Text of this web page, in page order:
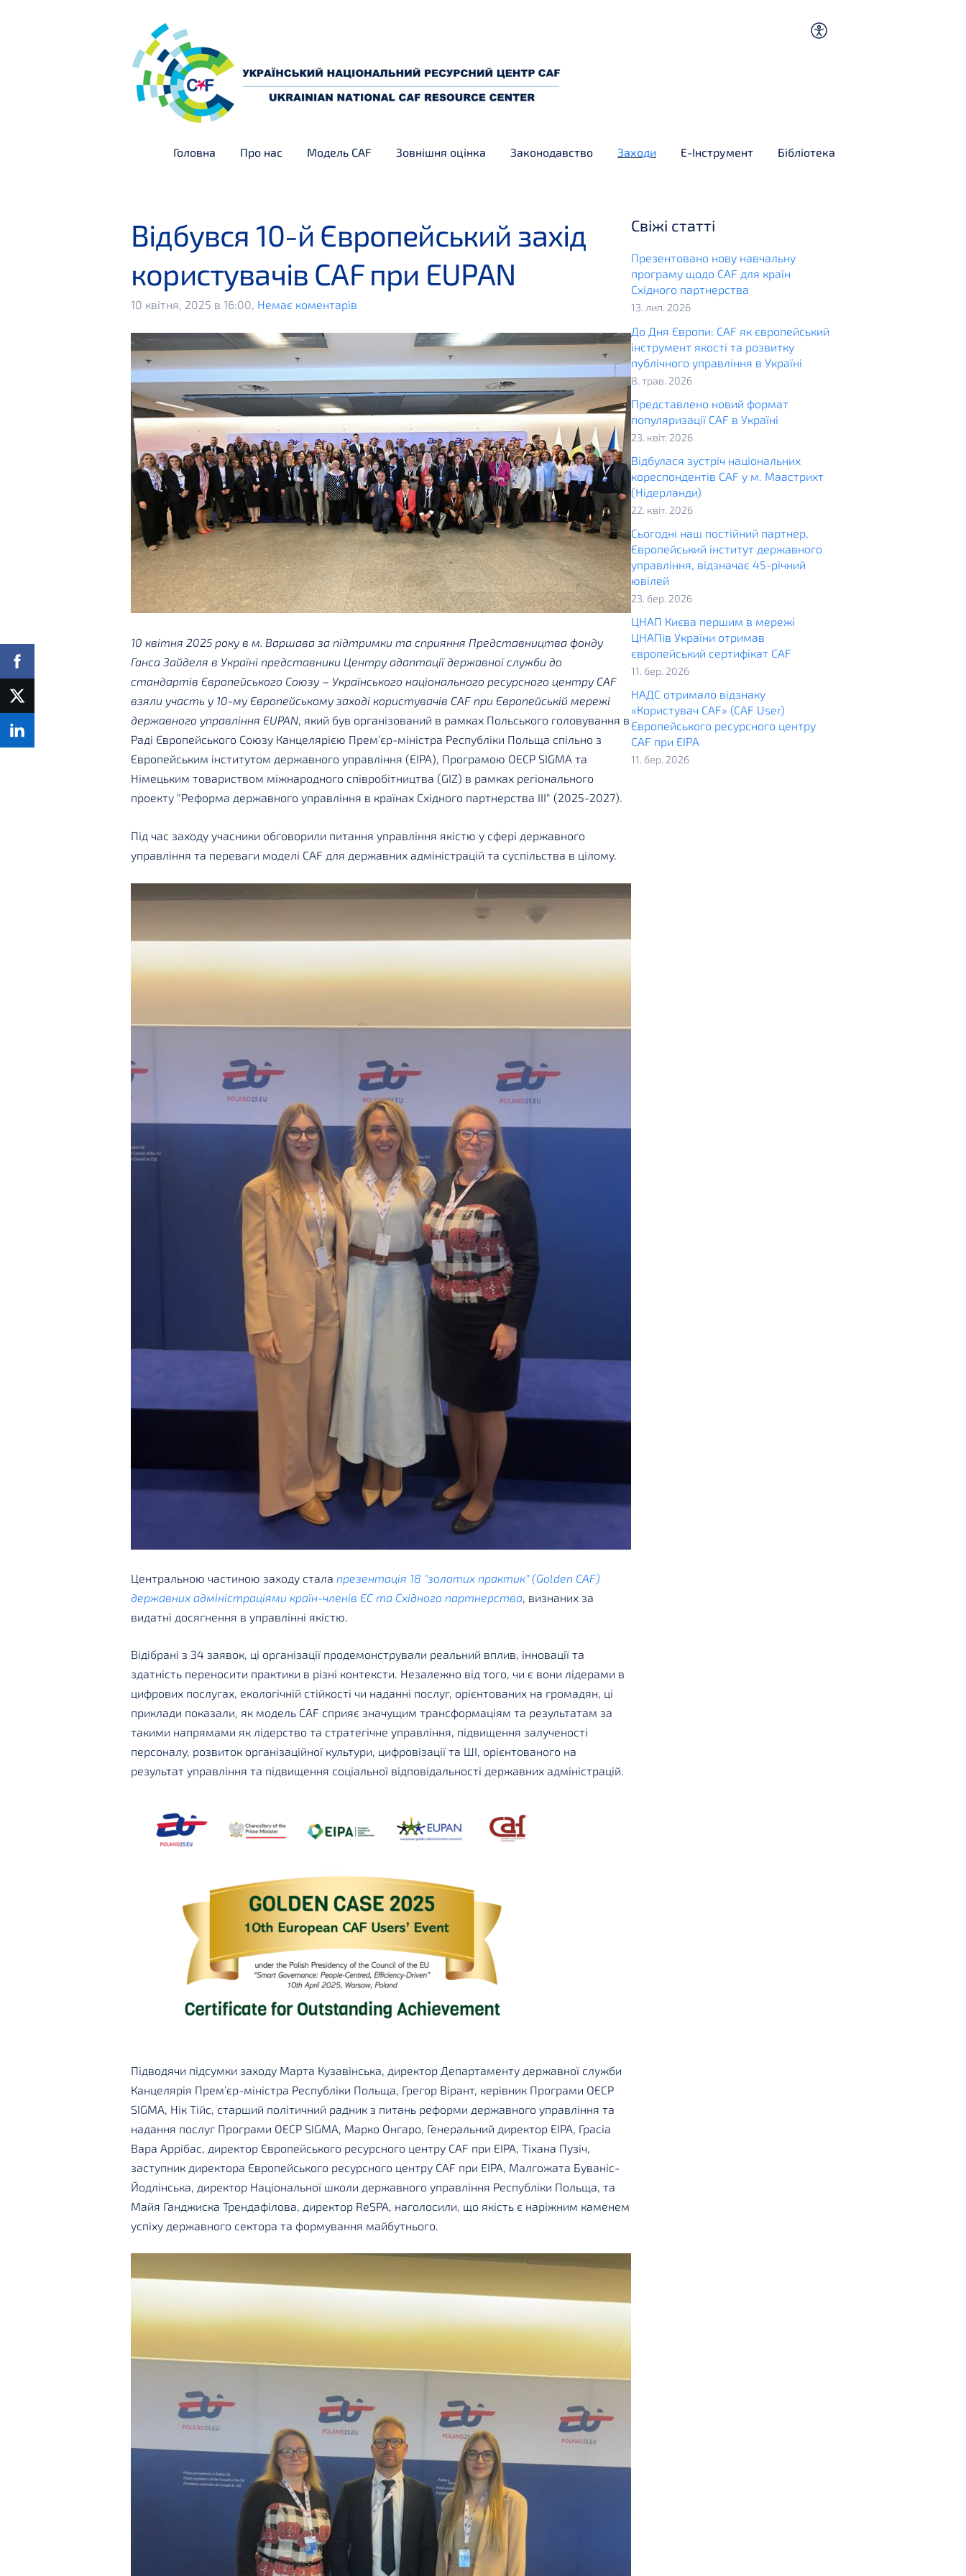
Головна Про нас Модель CAF Зовнішня оцінка Законодавство Заходи E-Інструмент Бібліотека
Свіжі статті
Презентовано нову навчальну
програму щодо CAF для країн
Східного партнерства
13. лип. 2026
До Дня Європи: CAF як європейський
інструмент якості та розвитку
публічного управління в Україні
8. трав. 2026
Представлено новий формат
популяризації CAF в Україні
23. квіт. 2026
Відбулася зустріч національних
кореспондентів CAF у м. Маастрихт
(Нідерланди)
22. квіт. 2026
Сьогодні наш постійний партнер,
Європейський інститут державного
управління, відзначає 45-річний
ювілей
23. бер. 2026
ЦНАП Києва першим в мережі
ЦНАПів України отримав
європейський сертифікат CAF
11. бер. 2026
НАДС отримало відзнаку
«Користувач CAF» (CAF User)
Європейського ресурсного центру
CAF при ЕІРА
11. бер. 2026
Відбувся 10-й Європейський захід
користувачів CAF при EUPAN
10 квітня, 2025 в 16:00, Немає коментарів
10 квітня 2025 року в м. Варшава за підтримки та сприяння Представництва фонду
Ганса Зайделя в Україні представники Центру адаптації державної служби до
стандартів Європейського Союзу – Українського національного ресурсного центру CAF
взяли участь у 10-му Європейському заході користувачів CAF при Європейській мережі
державного управління EUPAN, який був організований в рамках Польського головування в
Раді Європейського Союзу Канцелярією Прем’єр-міністра Республіки Польща спільно з
Європейським інститутом державного управління (EIPA), Програмою ОЕСР SIGMA та
Німецьким товариством міжнародного співробітництва (GIZ) в рамках регіонального
проекту "Реформа державного управління в країнах Східного партнерства III" (2025-2027).
Під час заходу учасники обговорили питання управління якістю у сфері державного
управління та переваги моделі CAF для державних адміністрацій та суспільства в цілому.
Центральною частиною заходу стала презентація 18 "золотих практик" (Golden CAF)
державних адміністраціями країн-членів ЄС та Східного партнерства, визнаних за
видатні досягнення в управлінні якістю.
Відібрані з 34 заявок, ці організації продемонстрували реальний вплив, інновації та
здатність переносити практики в різні контексти. Незалежно від того, чи є вони лідерами в
цифрових послугах, екологічній стійкості чи наданні послуг, орієнтованих на громадян, ці
приклади показали, як модель CAF сприяє значущим трансформаціям та результатам за
такими напрямами як лідерство та стратегічне управління, підвищення залученості
персоналу, розвиток організаційної культури, цифровізації та ШІ, орієнтованого на
результат управління та підвищення соціальної відповідальності державних адміністрацій.
Підводячи підсумки заходу Марта Кузавінська, директор Департаменту державної служби
Канцелярія Прем’єр-міністра Республіки Польща, Грегор Вірант, керівник Програми ОЕСР
SIGMA, Нік Тійс, старший політичний радник з питань реформи державного управління та
надання послуг Програми ОЕСР SIGMA, Марко Онгаро, Генеральний директор EIPA, Грасіа
Вара Аррібас, директор Європейського ресурсного центру CAF при EIPA, Тіхана Пузіч,
заступник директора Європейського ресурсного центру CAF при EIPA, Малгожата Буваніс-
Йодлінська, директор Національної школи державного управління Республіки Польща, та
Майя Ганджиска Трендафілова, директор ReSPA, наголосили, що якість є наріжним каменем
успіху державного сектора та формування майбутнього.